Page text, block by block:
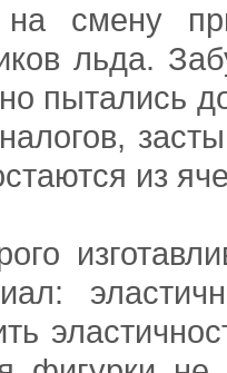
смену
льда.
пытались
из